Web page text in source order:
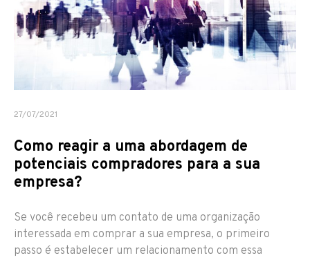
Como reagir a uma abordagem de
potenciais compradores para a sua
empresa?
27/07/2021
Se você recebeu um contato de uma organização
interessada em comprar a sua empresa, o primeiro
passo é estabelecer um relacionamento com essa